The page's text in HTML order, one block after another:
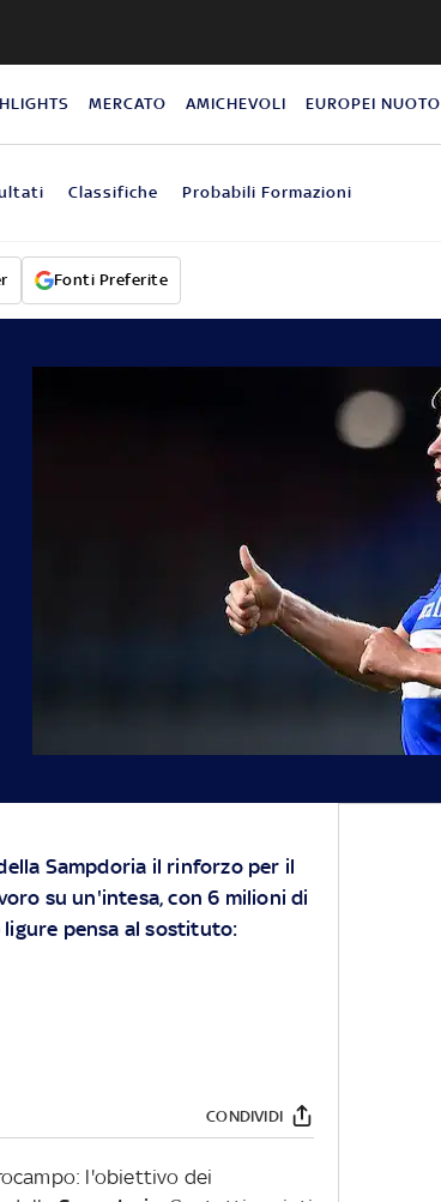
MERCATO AMICHEVOLI EUROPEI NUOTO
Classifiche Probabili Formazioni
Fonti Preferite
Sampdoria il rinforzo per il
su un'intesa, con 6 milioni di
ligure pensa al sostituto:
CONDIVIDI
l'obiettivo dei